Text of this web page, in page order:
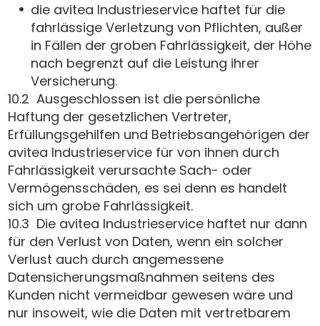
die avitea Industrieservice haftet für die
fahrlässige Verletzung von Pflichten, außer
in Fällen der groben Fahrlässigkeit, der Höhe
nach begrenzt auf die Leistung ihrer
Versicherung.
10.2 Ausgeschlossen ist die persönliche
Haftung der gesetzlichen Vertreter,
Erfüllungsgehilfen und Betriebsangehörigen der
avitea Industrieservice für von ihnen durch
Fahrlässigkeit verursachte Sach- oder
Vermögensschäden, es sei denn es handelt
sich um grobe Fahrlässigkeit.
10.3 Die avitea Industrieservice haftet nur dann
für den Verlust von Daten, wenn ein solcher
Verlust auch durch angemessene
Datensicherungsmaßnahmen seitens des
Kunden nicht vermeidbar gewesen wäre und
nur insoweit, wie die Daten mit vertretbarem